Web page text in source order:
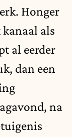
Honger
als
al eerder
dan een
na